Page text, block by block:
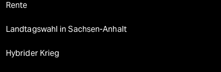
Rente
Landtagswahl in Sachsen-Anhalt
Hybrider Krieg